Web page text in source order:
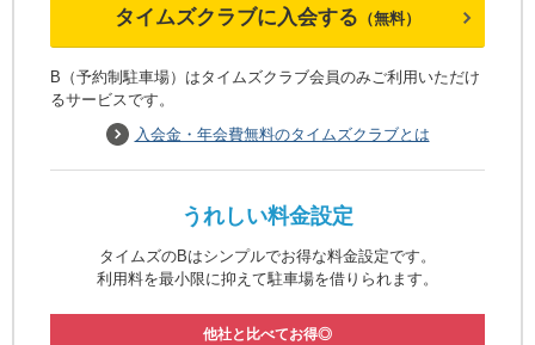
タイムズクラブに入会する （無料）
B（予約制駐車場）はタイムズクラブ会員のみご利用いただけ
るサービスです。
入会金・年会費無料のタイムズクラブとは
うれしい料金設定
タイムズのBはシンプルでお得な料金設定です。
利用料を最小限に抑えて駐車場を借りられます。
他社と比べてお得◎